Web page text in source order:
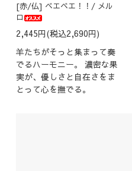
[赤/仏] ベエベエ！！/ メル
ロ
2,445円(税込2,690円)
羊たちがそっと集まって奏
でるハーモニー。 濃密な果
実が、優しさと自在さをま
とって心を撫でる。